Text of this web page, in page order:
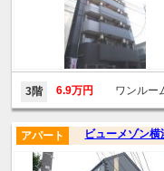
3階 6.9万円 ワンルー
ビューメゾン横
アパート